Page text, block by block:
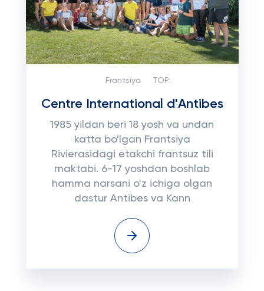
Frantsiya TOP:
Centre International d'Antibes
1985 yildan beri 18 yosh va undan
katta bo'lgan Frantsiya
Rivierasidagi etakchi frantsuz tili
maktabi. 6-17 yoshdan boshlab
hamma narsani o'z ichiga olgan
dastur Antibes va Kann